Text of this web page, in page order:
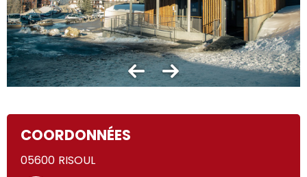
COORDONNÉES
05600 RISOUL